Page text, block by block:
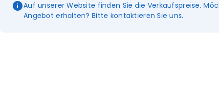
Auf unserer Website finden Sie die Verkaufspreise.
Angebot erhalten? Bitte kontaktieren Sie uns.